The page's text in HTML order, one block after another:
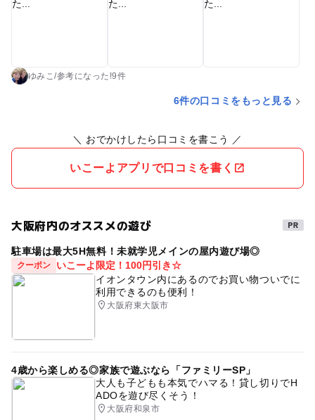
ゆみこ/参考になった!9件
6件の口コミをもっと見る
＼ おでかけしたら口コミを書こう ／
いこーよアプリで口コミを書く
大阪府内のオススメの遊び
駐車場は最大5H無料！未就学児メインの屋内遊び場◎
クーポン
いこーよ限定！100円引き☆
イオンタウン内にあるのでお買い物ついでに
利用できるのも便利！
大阪府東大阪市
4歳から楽しめる◎家族で遊ぶなら「ファミリーSP」
大人も子どもも本気でハマる！貸し切りでH
ADOを遊び尽くそう！
大阪府和泉市